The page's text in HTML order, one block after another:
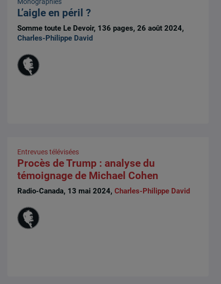
L’aigle en péril ?
Somme toute Le Devoir, 136 pages, 26 août 2024,
Charles-Philippe David
Entrevues télévisées
Procès de Trump : analyse du
témoignage de Michael Cohen
Radio-Canada, 13 mai 2024,Charles-Philippe David